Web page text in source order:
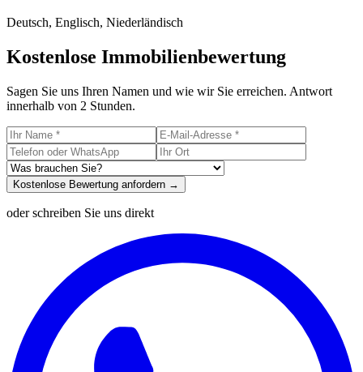
Deutsch, Englisch, Niederländisch
Kostenlose Immobilienbewertung
Sagen Sie uns Ihren Namen und wie wir Sie erreichen. Antwort
innerhalb von 2 Stunden.
Kostenlose Bewertung anfordern →
oder schreiben Sie uns direkt